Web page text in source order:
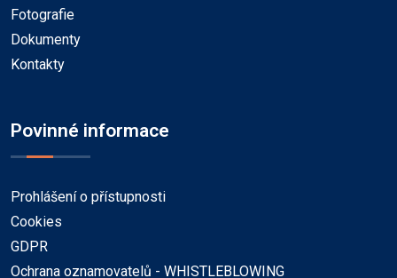
Fotografie
Dokumenty
Kontakty
Povinné informace
Prohlášení o přístupnosti
Cookies
GDPR
Ochrana oznamovatelů - WHISTLEBLOWING